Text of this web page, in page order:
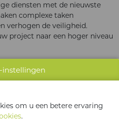
diensten met de nieuwste
complexe taken
verhogen de veiligheid.
project naar een hoger niveau
de EU wetgeving.
instellingen
om u een betere ervaring
.